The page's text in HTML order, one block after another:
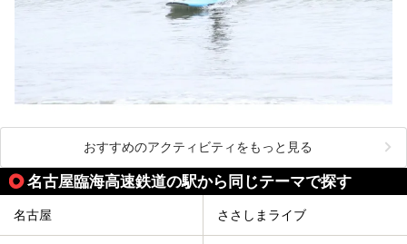
おすすめのアクティビティをもっと見る
名古屋臨海高速鉄道の駅から同じテーマで探す
名古屋 ささしまライブ